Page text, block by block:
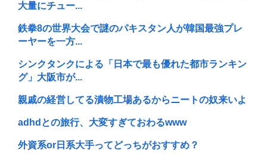
大量にチュー...
鉄拳8の世界大会で謎のパキスタン人が韓国最強プレ
ーヤーを一方...
シンクタンクによる「日本で最も優れた都市ランキン
グ」大阪市が...
親戚の経営してる漬物工場あるからニートの奴来いよ
adhdとの旅行、大変すぎておわるwww
外資系or日系大手ってどっちがおすすめ？